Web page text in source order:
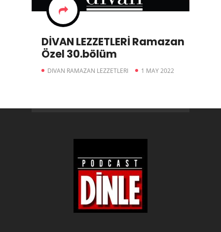
DİVAN LEZZETLERİ Ramazan
Özel 30.bölüm
DIVAN RAMAZAN LEZZETLERI 1 MAY 2022